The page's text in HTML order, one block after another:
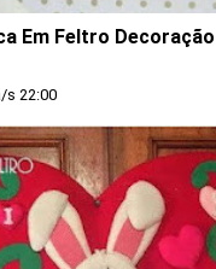
Em Feltro
s 22:00